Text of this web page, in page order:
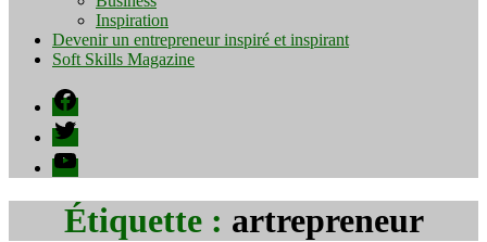
Inspiration
Devenir un entrepreneur inspiré et inspirant
Soft Skills Magazine
Facebook
Twitter
YouTube
Étiquette : artrepreneur